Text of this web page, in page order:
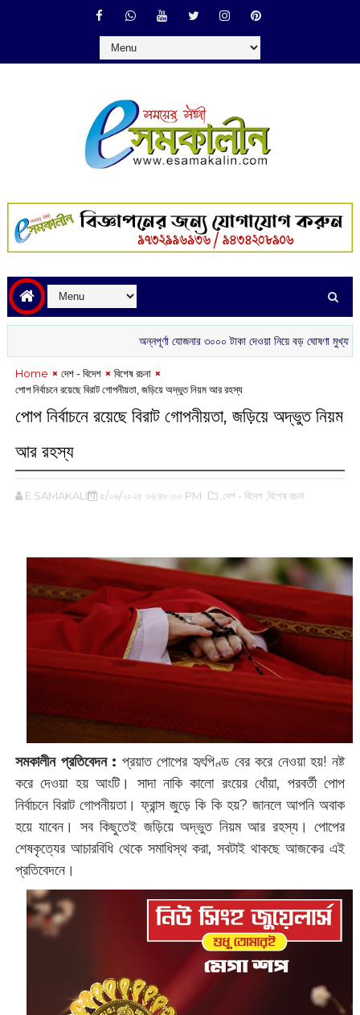
অন্নপূর্ণা যোজনার ৩০০০ টাকা দেওয়া নিয়ে বড় ঘোষণা মুখ্যমন্ত্রীর
Home দেশ - বিদেশ
বিশেষ রচনা
পোপ নির্বাচনে রয়েছে বিরাট গোপনীয়তা, জড়িয়ে অদ্ভুত নিয়ম আর রহস্য
পোপ নির্বাচনে রয়েছে বিরাট গোপনীয়তা, জড়িয়ে অদ্ভুত নিয়ম
আর রহস্য
E SAMAKALIN ৫/০৬/২০২৫ ০৬:৪৮:০০ PM ,দেশ - বিদেশ ,বিশেষ রচনা
সমকালীন প্রতিবেদন : প্রয়াত পোপের হৃৎপিণ্ড বের করে নেওয়া হয়! নষ্ট
করে দেওয়া হয় আংটি। সাদা নাকি কালো রংয়ের ধোঁয়া, পরবর্তী পোপ
নির্বাচনে বিরাট গোপনীয়তা। ফ্রান্স জুড়ে কি কি হয়? জানলে আপনি ‌অবাক
হয়ে যাবেন। সব কিছুতেই জড়িয়ে অদ্ভুত নিয়ম আর রহস্য। পোপের
শেষকৃত্যের আচারবিধি থেকে সমাধিস্থ করা, সবটাই থাকছে আজকের এই
প্রতিবেদনে।